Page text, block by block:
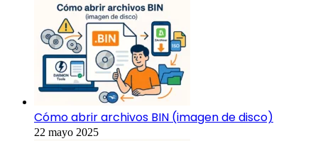
Cómo abrir archivos BIN (imagen de disco)
22 mayo 2025